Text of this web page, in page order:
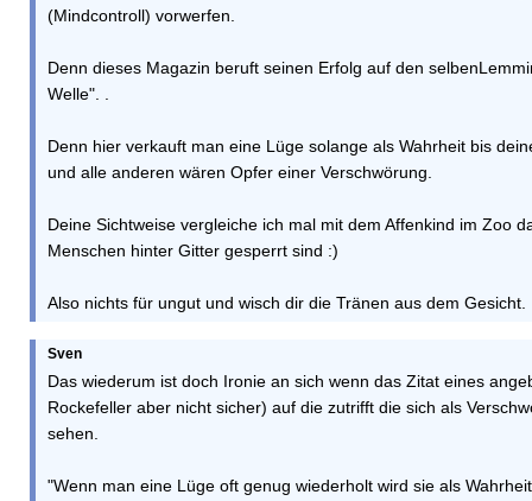
(Mindcontroll) vorwerfen.
Denn dieses Magazin beruft seinen Erfolg auf den
Welle". .
Denn hier verkauft man eine Lüge solange als Wahrheit bis
und alle anderen wären Opfer einer Verschwörung.
Deine Sichtweise vergleiche ich mal mit dem Affenkind im Zoo
Menschen hinter Gitter gesperrt sind :)
Also nichts für ungut und wisch dir die Tränen aus dem Gesicht.
Sven
Das wiederum ist doch Ironie an sich wenn das Zitat eines
Rockefeller aber nicht sicher) auf die zutrifft die sich als
sehen.
"Wenn man eine Lüge oft genug wiederholt wird sie als